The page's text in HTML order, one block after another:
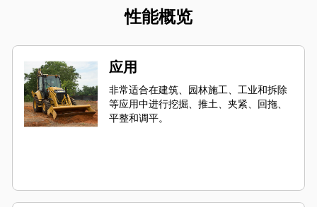
性能概览
应用
非常适合在建筑、园林施工、工业和拆除
等应用中进行挖掘、推土、夹紧、回拖、
平整和调平。